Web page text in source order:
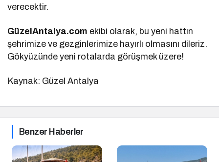
verecektir.
GüzelAntalya.com ekibi olarak, bu yeni hattın
şehrimize ve gezginlerimize hayırlı olmasını dileriz.
Gökyüzünde yeni rotalarda görüşmek üzere!
Kaynak: Güzel Antalya
Benzer Haberler